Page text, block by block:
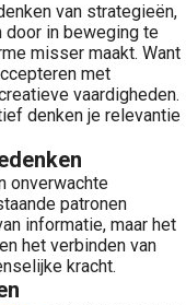
van strategieën,
door in beweging te
misser maakt. Want
met
vaardigheden.
denken je relevantie
onverwachte
patronen
informatie, maar het
het verbinden van
kracht.